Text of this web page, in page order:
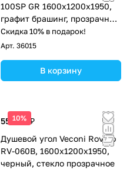
100SP GR 1600х1200x1950,
графит брашинг, прозрачное
стекло
Скидка 10% в подарок!
Арт. 36015
В корзину
10%
55 420 ₽
Душевой угол Veconi Rovigo
RV-060B, 1600х1200х1950,
черный, стекло прозрачное